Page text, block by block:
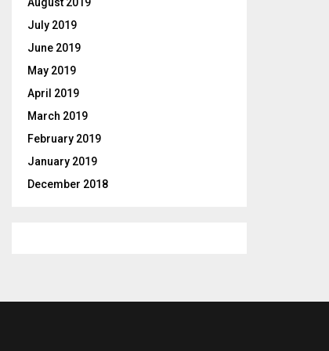
July 2019
June 2019
May 2019
April 2019
March 2019
February 2019
January 2019
December 2018